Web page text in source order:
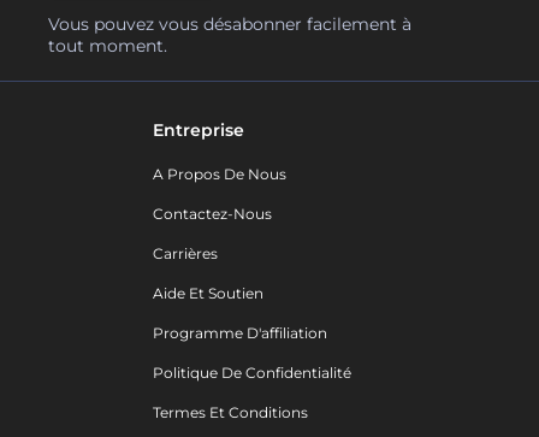
Vous pouvez vous désabonner facilement à
tout moment.
Entreprise
A Propos De Nous
Contactez-Nous
Carrières
Aide Et Soutien
Programme D'affiliation
Politique De Confidentialité
Termes Et Conditions